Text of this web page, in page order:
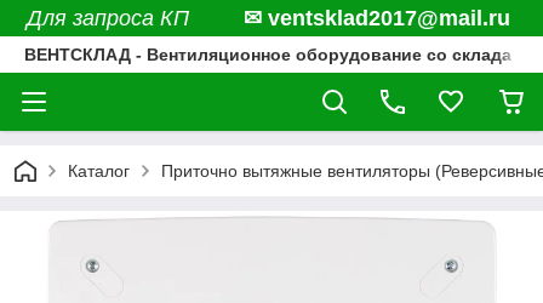
Для запроса КП ✉ ventsklad2017@mail.ru
ВЕНТСКЛАД - Вентиляционное оборудование со склада
Каталог Приточно вытяжные вентиляторы